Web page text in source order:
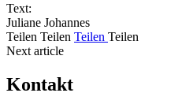
Text:
Juliane Johannes
Teilen Teilen Teilen Teilen
Next article
Kontakt